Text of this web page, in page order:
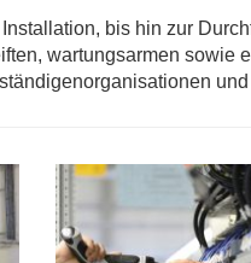
bis hin zur
wartungsarmen